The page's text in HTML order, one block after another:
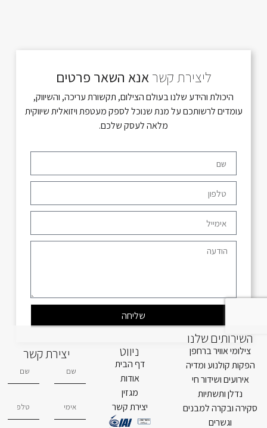
ליצירת קשראנא השאר פרטים
היכולת והידע שלנו בעולם הצילום, תקשורת עריכה, והשיווק,
עומדים לרשותכם על מנת שנוכל לספק מעטפת ויזואלית שיווקית
מלאה לעסק שלכם.
שליחה
השירותים שלנו
צילומי אוויר ברחפן
הפקות קולנוע ומדיה
אירועים ושידור חי
נדלן ותשתיות
סקירה ובקרה למבנים
וגשרים
ניווט
דף הבית
אודות
מגזין
יצירת קשר
יצירת קשר